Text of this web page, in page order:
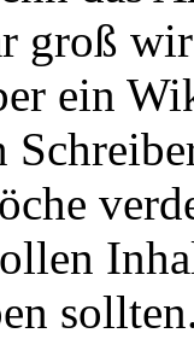
groß
ein